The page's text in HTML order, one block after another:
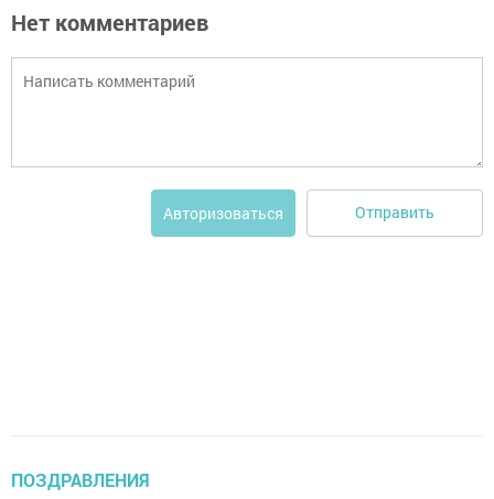
Нет комментариев
Авторизоваться Отправить
ПОЗДРАВЛЕНИЯ